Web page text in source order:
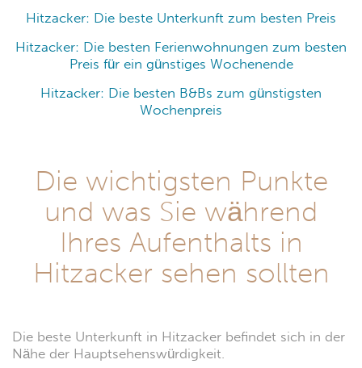
Hitzacker: Die beste Unterkunft zum besten Preis
Hitzacker: Die besten Ferienwohnungen zum besten
Preis für ein günstiges Wochenende
Hitzacker: Die besten B&Bs zum günstigsten
Wochenpreis
Die wichtigsten Punkte
und was Sie während
Ihres Aufenthalts in
Hitzacker sehen sollten
Die beste Unterkunft in Hitzacker befindet sich in der
Nähe der Hauptsehenswürdigkeit.